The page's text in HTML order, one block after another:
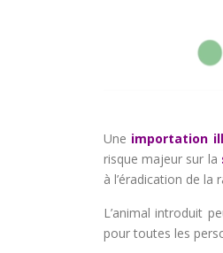
Une importation
risque majeur sur la
à l’éradication de
L’animal introduit
pour toutes les